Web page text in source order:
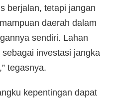
berjalan, tetapi jangan
daerah dalam
sendiri. Lahan
investasi jangka
tegasnya.
kepentingan dapat